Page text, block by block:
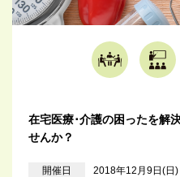
在宅医療･介護の困ったを解
せんか？
開催日 2018年12月9日(日)